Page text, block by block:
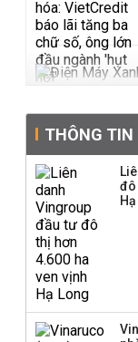
THÔNG TIN
đô